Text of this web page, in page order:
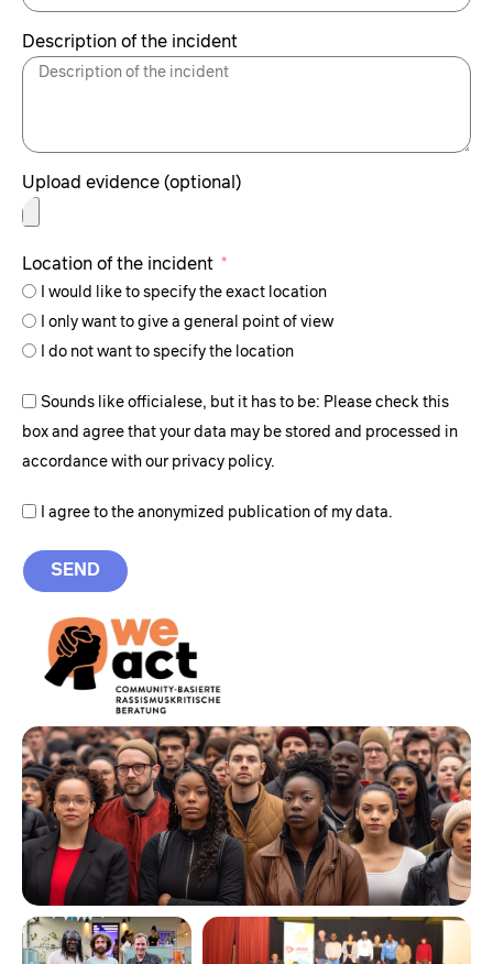
Description of the incident
Upload evidence (optional)
Location of the incident
I would like to specify the exact location
I only want to give a general point of view
I do not want to specify the location
Sounds like officialese, but it has to be: Please check this
box and agree that your data may be stored and processed in
accordance with our privacy policy.
I agree to the anonymized publication of my data.
SEND